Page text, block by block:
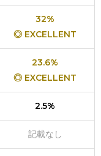
32%
◎ EXCELLENT
23.6%
◎ EXCELLENT
2.5%
記載なし